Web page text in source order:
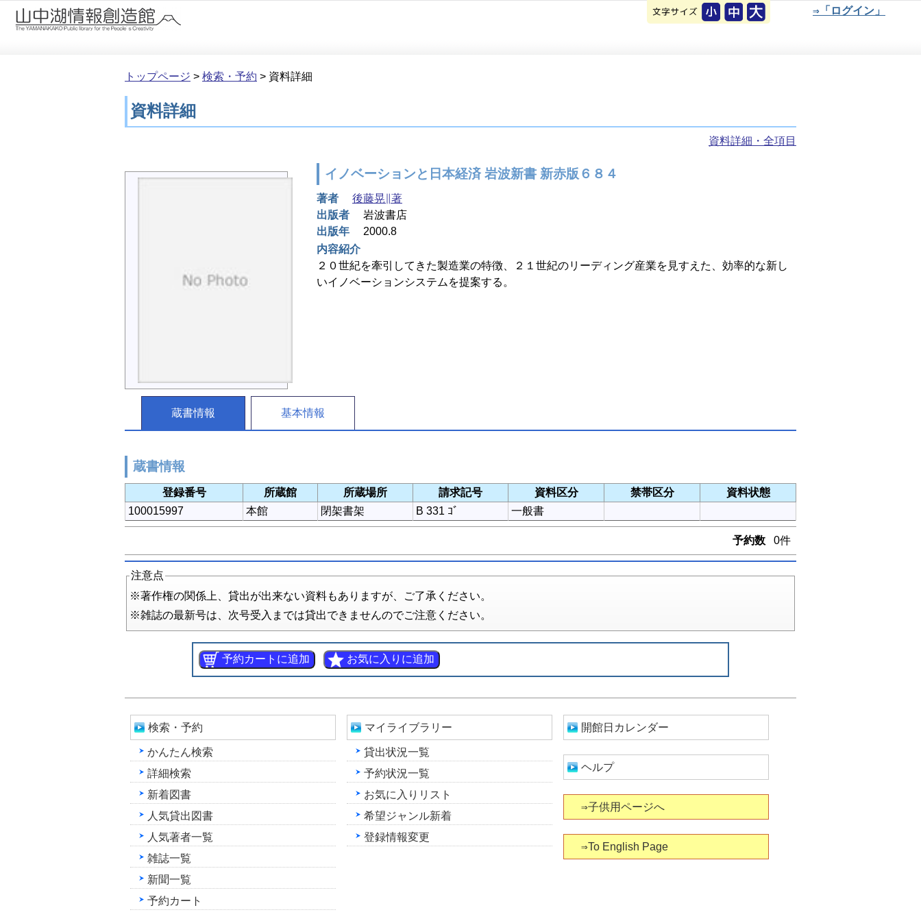
本文へ移動 ⇒「ログイン」
トップページ > 検索・予約 > 資料詳細
資料詳細
資料詳細・全項目
イノベーションと日本経済 岩波新書 新赤版６８４
著者
後藤晃∥著
出版者
岩波書店
出版年
2000.8
内容紹介
２０世紀を牽引してきた製造業の特徴、２１世紀のリーディング産業を見すえた、効率的な新し
いイノベーションシステムを提案する。
蔵書情報 基本情報
蔵書情報
登録番号 所蔵館 所蔵場所 請求記号 資料区分 禁帯区分
資料状態
100015997
本館 閉架書架 B 331 ｺﾞ 一般書
予約数 0件
注意点
※著作権の関係上、貸出が出来ない資料もありますが、ご了承ください。
※雑誌の最新号は、次号受入までは貸出できませんのでご注意ください。
検索・予約
かんたん検索
詳細検索
新着図書
人気貸出図書
人気著者一覧
雑誌一覧
新聞一覧
予約カート
マイライブラリー
貸出状況一覧
予約状況一覧
お気に入りリスト
希望ジャンル新着
登録情報変更
開館日カレンダー
ヘルプ
⇒子供用ページへ
⇒To English Page